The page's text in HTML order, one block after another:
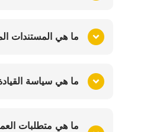
ما هي المستندات
ما هي سياسة
ما هي متطلبات